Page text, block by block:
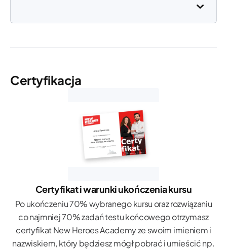
Certyfikacja
Certyfikat i warunki ukończenia kursu
Po ukończeniu 70% wybranego kursu oraz rozwiązaniu
co najmniej 70% zadań testu końcowego otrzymasz
certyfikat New Heroes Academy ze swoim imieniem i
nazwiskiem, który będziesz mógł pobrać i umieścić np.